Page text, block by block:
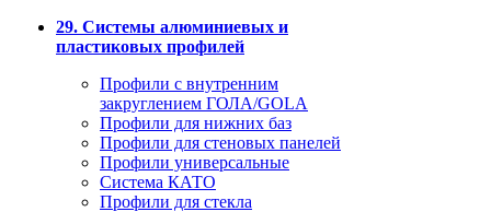
29. Системы алюминиевых и
пластиковых профилей
Профили с внутренним
закруглением ГОЛА/GOLA
Профили для нижних баз
Профили для стеновых панелей
Профили универсальные
Система КАТО
Профили для стекла